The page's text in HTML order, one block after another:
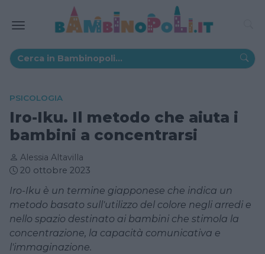
PSICOLOGIA
Iro-Iku. Il metodo che aiuta i
bambini a concentrarsi
Alessia Altavilla
20 ottobre 2023
Iro-Iku è un termine giapponese che indica un
metodo basato sull'utilizzo del colore negli arredi e
nello spazio destinato ai bambini che stimola la
concentrazione, la capacità comunicativa e
l'immaginazione.